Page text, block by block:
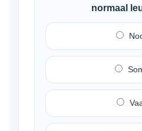
normaal